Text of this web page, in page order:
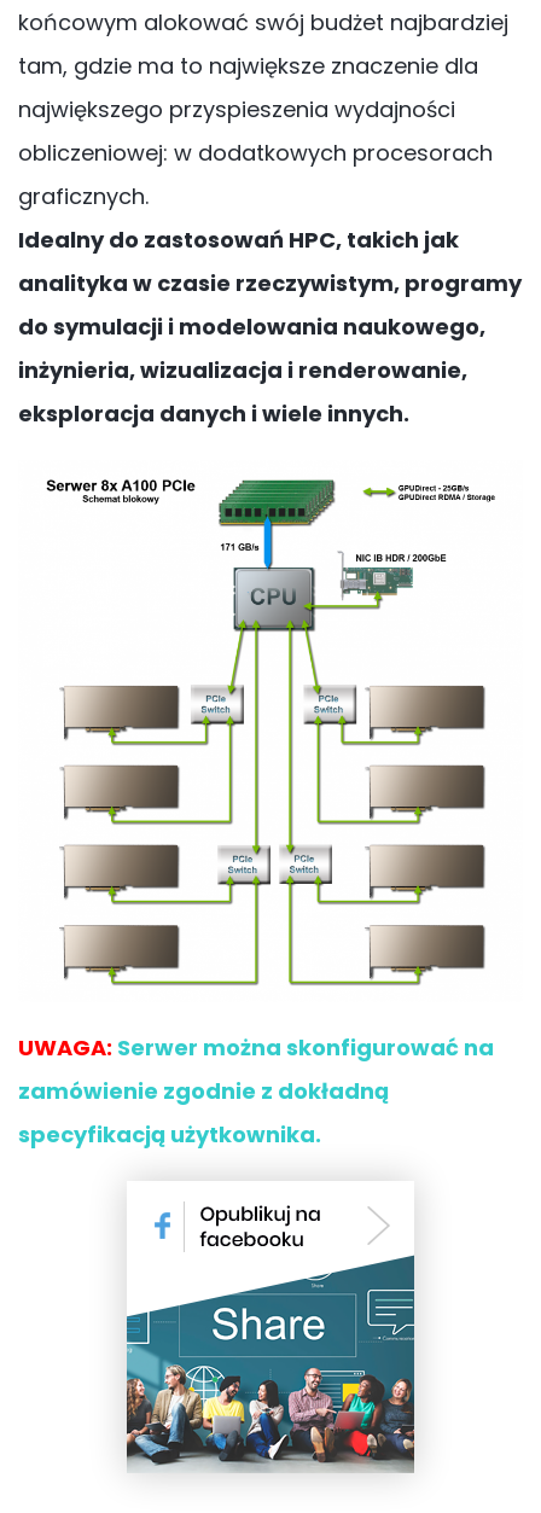
końcowym alokować swój budżet najbardziej
tam, gdzie ma to największe znaczenie dla
największego przyspieszenia wydajności
obliczeniowej: w dodatkowych procesorach
graficznych.
Idealny do zastosowań HPC, takich jak
analityka w czasie rzeczywistym, programy
do symulacji i modelowania naukowego,
inżynieria, wizualizacja i renderowanie,
eksploracja danych i wiele innych.
UWAGA: Serwer można skonfigurować na
zamówienie zgodnie z dokładną
specyfikacją użytkownika.